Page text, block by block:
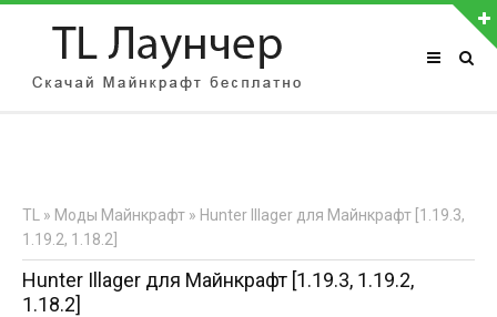
АВТОРИЗАЦИЯ НА САЙТЕ
Регистрация
TL » Моды Майнкрафт » Hunter Illager для Майнкрафт [1.19.3,
1.19.2, 1.18.2]
Hunter Illager для Майнкрафт [1.19.3, 1.19.2,
1.18.2]